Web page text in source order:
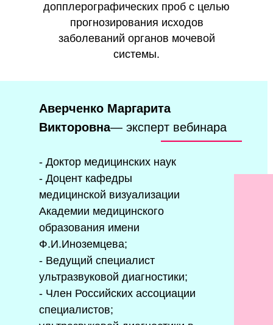
допплерографических проб с целью
прогнозирования исходов
заболеваний органов мочевой
системы.
Аверченко Маргарита
Викторовна— эксперт вебинара
- Доктор медицинских наук
- Доцент кафедры
медицинской визуализации
Академии медицинского
образования имени
Ф.И.Иноземцева;
- Ведущий специалист
ультразвуковой диагностики;
- Член Российских ассоциации
специалистов;